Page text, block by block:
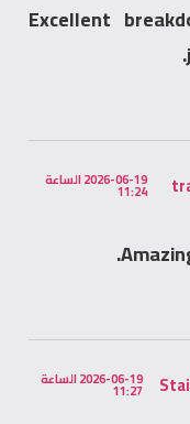
Excellent
2026-06-19 الساعة
11:24
2026-06-19 الساعة
11:27